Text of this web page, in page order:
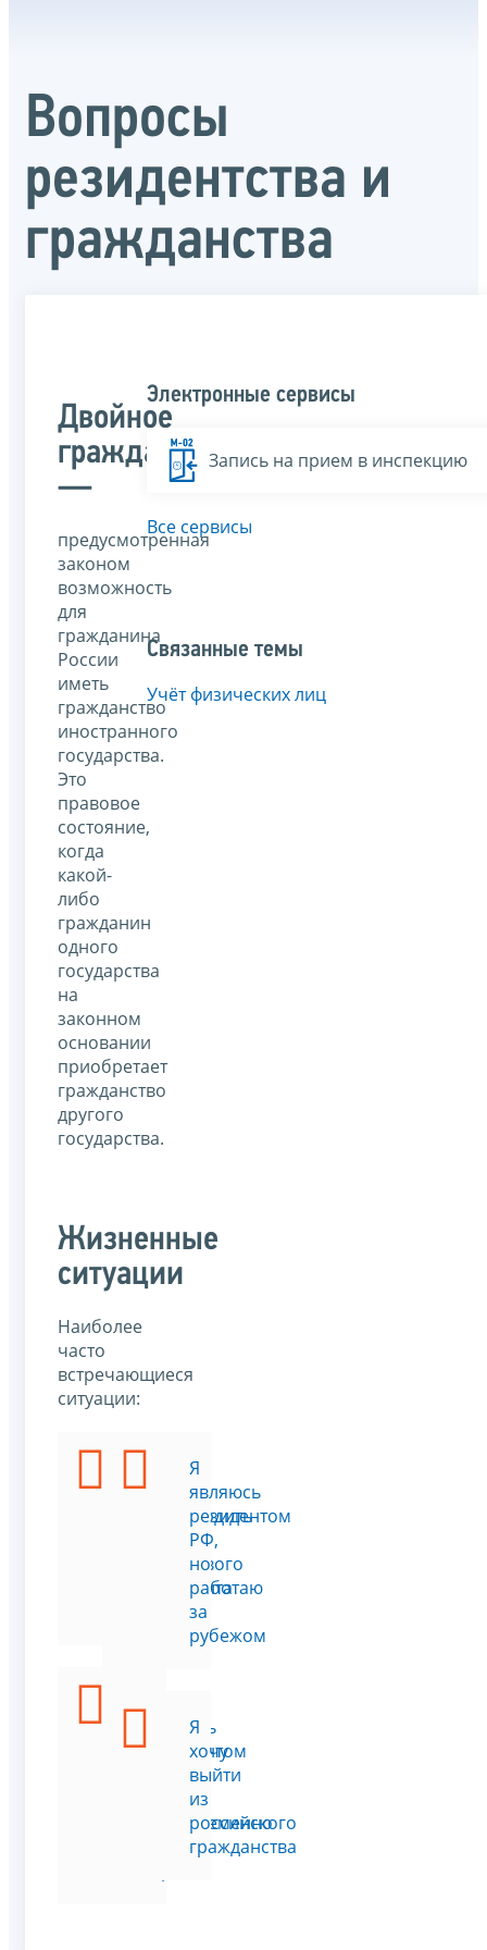
Вопросы
резидентства и
гражданства
Двойное
гражданство
—
предусмотренная
законом
возможность
для
гражданина
России
иметь
гражданство
иностранного
государства.
Это
правовое
состояние,
когда
какой-
либо
гражданин
одного
государства
на
законном
основании
приобретает
гражданство
другого
государства.
Жизненные
ситуации
Наиболее
часто
встречающиеся
ситуации:
хочу
подтвердить
статус
налогового
резидента
Я
являюсь
резидентом
одновременно
другой
Я
являюсь
резидентом
РФ,
но
работаю
за
рубежом
Я
хочу
выйти
из
российского
гражданства
Электронные сервисы
Запись на прием в инспекцию
Все сервисы
Связанные темы
Учёт физических лиц